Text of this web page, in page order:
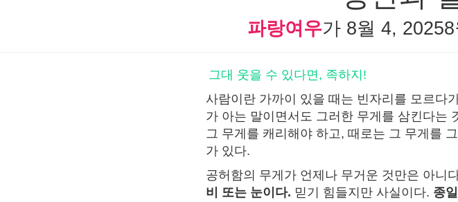
파랑여우가 8월 4, 2025
그대 웃을 수 있다면, 족하지!
사람이란 가까이 있을 때는 빈자리를 모르다
가 아는 말이면서도 그러한 무게를 삼킨다는
그 무게를 캐리해야 하고, 때로는 그 무게를
가 있다.
공허함의 무게가 언제나 무거운 것만은 아니
비 또는 눈이다. 믿기 힘들지만 사실이다. 종